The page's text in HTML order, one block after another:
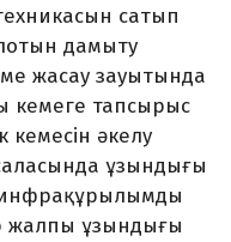
сатып
дамыту
жасау зауытында
кемеге тапсырыс
кемесін әкелу
ұзын­дығы
жалпы ұзындығы